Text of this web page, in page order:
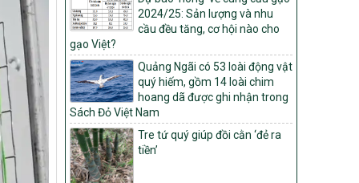
Quyết định số: 26/2026/QĐ-TTg
Quyết định ban hành Bộ tiêu chí và quy
trình đánh giá, phân hạng sản phẩm Mỗi
xã một sản phẩm
số: 19/2026/QĐ-TTg
Quy định điều kiện, trình tự, thủ tục, hồ sơ
xét, công nhận, công bố và thu hồi quyết
định công nhận xã đạt chuẩn nông thôn
mới, xã đạt nông thôn mới hiện đại và
tỉnh, thành phố hoàn thành nhiệm vụ xây
dựng nông thôn mới giai đoạn 2026 –
2024/25: Sản lượng và nhu
cầu đều tăng, cơ hội nào cho
gạo Việt?
Quảng Ngãi có 53 loài động vật
quý hiếm, gồm 14 loài chim
hoang dã được ghi nhận trong
Sách Đỏ Việt Nam
Tre tứ quý giúp đồi cằn ‘đẻ ra
tiền’